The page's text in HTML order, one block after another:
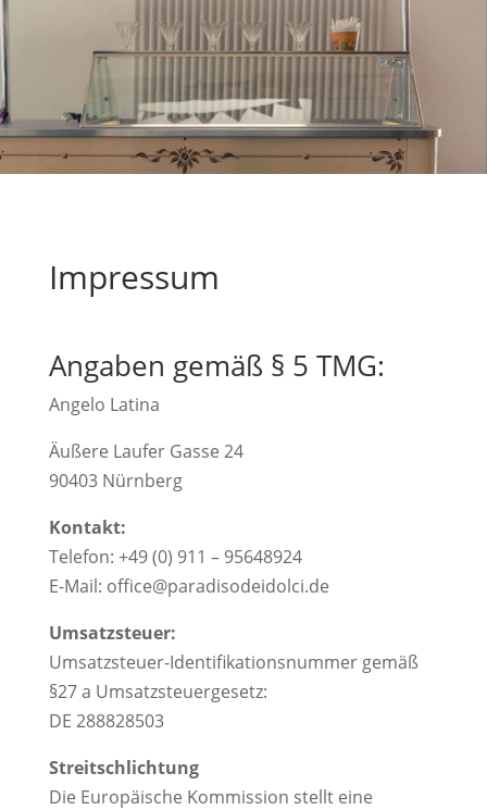
Impressum
Angaben gemäß § 5 TMG:
Angelo Latina
Äußere Laufer Gasse 24
90403 Nürnberg
Kontakt:
Telefon: +49 (0) 911 – 95648924
E-Mail: office@paradisodeidolci.de
Umsatzsteuer:
Umsatzsteuer-Identifikationsnummer gemäß
§27 a Umsatzsteuergesetz:
DE 288828503
Streitschlichtung
Die Europäische Kommission stellt eine